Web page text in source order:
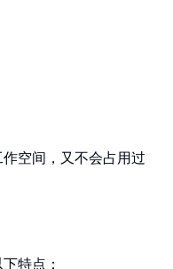
空间，又不会占用过
特点：